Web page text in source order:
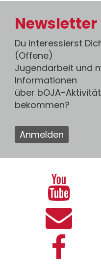
Newsletter
Du interessierst
(Offene)
Jugendarbeit und
Informationen
über bOJA-
bekommen?
Anmelden